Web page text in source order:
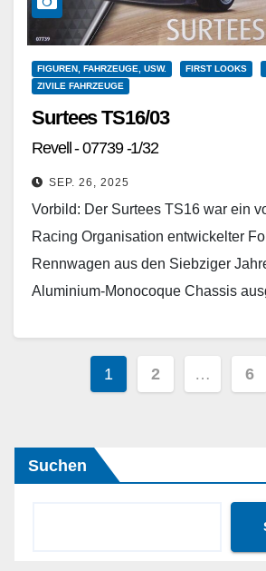
FIGUREN, FAHRZEUGE, USW. FIRST LOOKS
ZIVILE FAHRZEUGE
Surtees TS16/03
Revell - 07739 -1/32
SEP. 26, 2025
Vorbild: Der Surtees TS16 war ein
Racing Organisation entwickelter
Rennwagen aus den Siebziger
Aluminium-Monocoque Chassis
Weiterlesen
der
1 2 … 6
Suchen